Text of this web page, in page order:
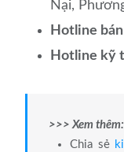
Nại,
Hotline
Hotline kỹ
>>> Xem thêm:
Chia sẻ